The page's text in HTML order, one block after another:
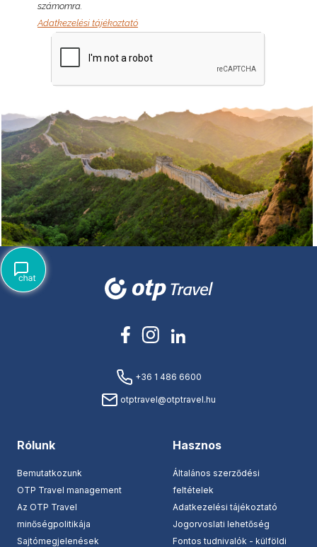
számomra.
Adatkezelési tájékoztató
+36 1 486 6600
otptravel@otptravel.hu
Rólunk
Bemutatkozunk
OTP Travel management
Az OTP Travel
minőségpolitikája
Sajtómegjelenések
Hasznos
Általános szerződési
feltételek
Adatkezelési tájékoztató
Jogorvoslati lehetőség
Fontos tudnivalók - külföldi